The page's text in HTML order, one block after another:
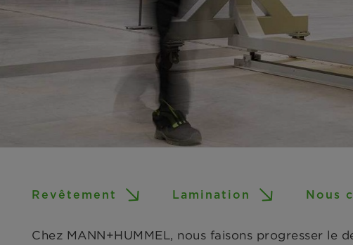
Revêtement Lamination Nous
Chez MANN+HUMMEL, nous faisons progresser